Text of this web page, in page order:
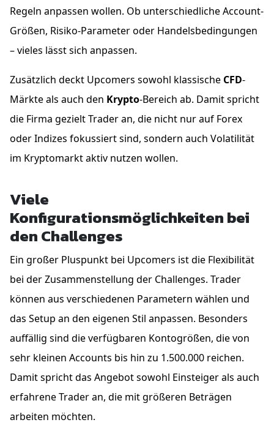
Regeln anpassen wollen. Ob unterschiedliche Account-
Größen, Risiko-Parameter oder Handelsbedingungen
– vieles lässt sich anpassen.
Zusätzlich deckt Upcomers sowohl klassische CFD-
Märkte als auch den Krypto-Bereich ab. Damit spricht
die Firma gezielt Trader an, die nicht nur auf Forex
oder Indizes fokussiert sind, sondern auch Volatilität
im Kryptomarkt aktiv nutzen wollen.
Viele
Konfigurationsmöglichkeiten bei
den Challenges
Ein großer Pluspunkt bei Upcomers ist die Flexibilität
bei der Zusammenstellung der Challenges. Trader
können aus verschiedenen Parametern wählen und
das Setup an den eigenen Stil anpassen. Besonders
auffällig sind die verfügbaren Kontogrößen, die von
sehr kleinen Accounts bis hin zu 1.500.000 reichen.
Damit spricht das Angebot sowohl Einsteiger als auch
erfahrene Trader an, die mit größeren Beträgen
arbeiten möchten.